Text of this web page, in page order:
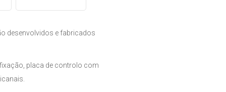
desenvolvidos e fabricados
placa de controlo com